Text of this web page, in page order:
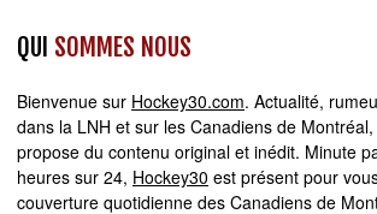
QUI SOMMES NOUS
Bienvenue sur Hockey30.com. Actualité,
dans la LNH et sur les Canadiens de
propose du contenu original et inédit. Minute
heures sur 24, Hockey30 est présent pour
couverture quotidienne des Canadiens de